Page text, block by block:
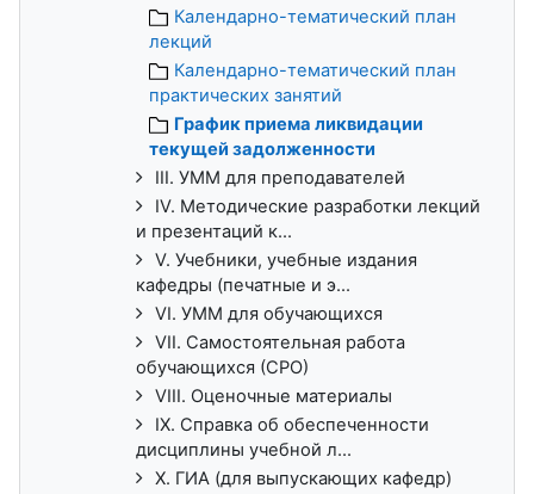
Календарно-тематический план
лекций
Календарно-тематический план
практических занятий
График приема ликвидации
текущей задолженности
III. УММ для преподавателей
IV. Методические разработки лекций
и презентаций к...
V. Учебники, учебные издания
кафедры (печатные и э...
VI. УММ для обучающихся
VII. Самостоятельная работа
обучающихся (СРО)
VIII. Оценочные материалы
IX. Справка об обеспеченности
дисциплины учебной л...
X. ГИА (для выпускающих кафедр)